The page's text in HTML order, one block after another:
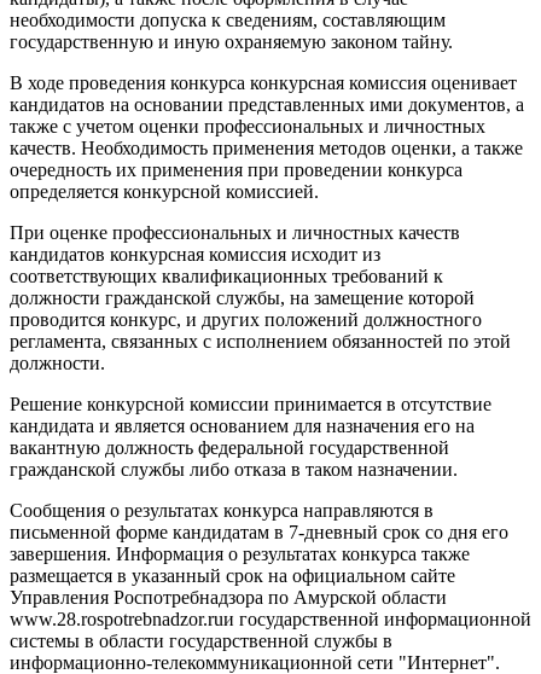
необходимости допуска к сведениям, составляющим
государственную и иную охраняемую законом тайну.
В ходе проведения конкурса конкурсная комиссия оценивает
кандидатов на основании представленных ими документов, а
также с учетом оценки профессиональных и личностных
качеств. Необходимость применения методов оценки, а также
очередность их применения при проведении конкурса
определяется конкурсной комиссией.
При оценке профессиональных и личностных качеств
кандидатов конкурсная комиссия исходит из
соответствующих квалификационных требований к
должности гражданской службы, на замещение которой
проводится конкурс, и других положений должностного
регламента, связанных с исполнением обязанностей по этой
должности.
Решение конкурсной комиссии принимается в отсутствие
кандидата и является основанием для назначения его на
вакантную должность федеральной государственной
гражданской службы либо отказа в таком назначении.
Сообщения о результатах конкурса направляются в
письменной форме кандидатам в 7-дневный срок со дня его
завершения. Информация о результатах конкурса также
размещается в указанный срок на официальном сайте
Управления Роспотребнадзора по Амурской области
www.28.rospotrebnadzor.ruи государственной информационной
системы в области государственной службы в
информационно-телекоммуникационной сети "Интернет".